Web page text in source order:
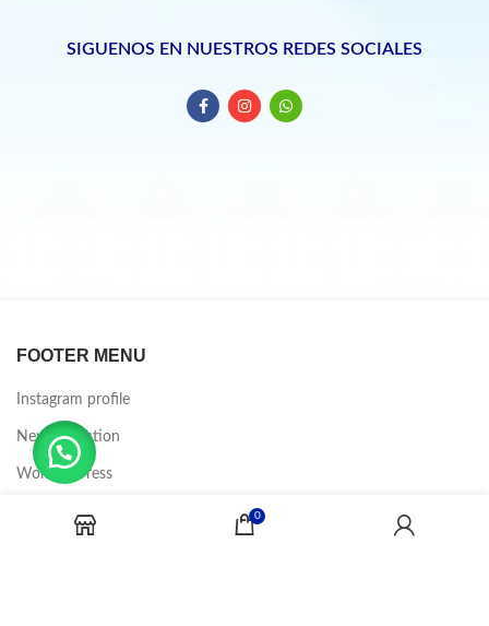
SIGUENOS EN NUESTROS REDES SOCIALES
FOOTER MENU
Instagram profile
New Collection
Woman Dress
0